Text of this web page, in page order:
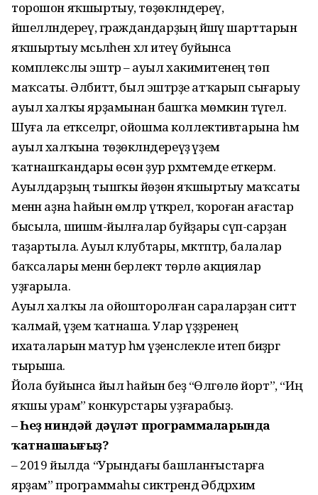
торошон яҡшыртыу, төҙөкләндереү,
йәшелләндереү, граждандарҙың йәшәү шарттарын
яҡшыртыу мәсьәләһен хәл итеү буйынса
комплекслы эштәр – ауыл хакимиәтенең төп
маҡсаты. Әлбиттә, был эштәрҙе атҡарып сығарыу
ауыл халҡы ярҙамынан башҡа мөмкин түгел.
Шуға ла етәкселәргә, ойошма коллективтарына һәм
ауыл халҡына төҙөкләндереүҙә әүҙем
ҡатнашҡандары өсөн ҙур рәхмәтемде еткерәм.
Ауылдарҙың тышҡы йөҙөн яҡшыртыу маҡсаты
менән аҙна һайын өмәләр үткәрелә, ҡороған ағастар
бысыла, шишмә-йылғалар буйҙары сүп-сарҙан
таҙартыла. Ауыл клубтары, мәктәптәр, балалар
баҡсалары менән берлектә төрлө акциялар
уҙғарыла.
Ауыл халҡы ла ойошторолған сараларҙан ситтә
ҡалмай, әүҙем ҡатнаша. Улар үҙҙәренең
ихаталарын матур һәм үҙенсәлекле итеп биҙәргә
тырыша.
Йола буйынса йыл һайын беҙ “Өлгөлө йорт”, “Иң
яҡшы урам” конкурстары уҙғарабыҙ.
– Һеҙ ниндәй дәүләт программаларында
ҡатнашаһығыҙ?
– 2019 йылда “Урындағы башланғыстарға
ярҙам” программаһы сиктәрендә Әбдрәхим